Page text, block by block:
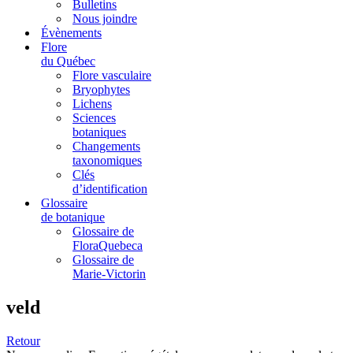
Bulletins
Nous joindre
Évènements
Flore
du Québec
Flore vasculaire
Bryophytes
Lichens
Sciences
botaniques
Changements
taxonomiques
Clés
d’identification
Glossaire
de botanique
Glossaire de
FloraQuebeca
Glossaire de
Marie-Victorin
veld
Retour